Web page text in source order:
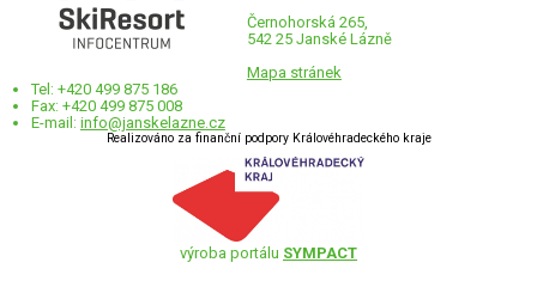
Černohorská 265,
542 25 Janské Lázně
Mapa stránek
Tel: +420 499 875 186
Fax: +420 499 875 008
E-mail: info@janskelazne.cz
Realizováno za finanční podpory Královéhradeckého kraje
výroba portálu SYMPACT